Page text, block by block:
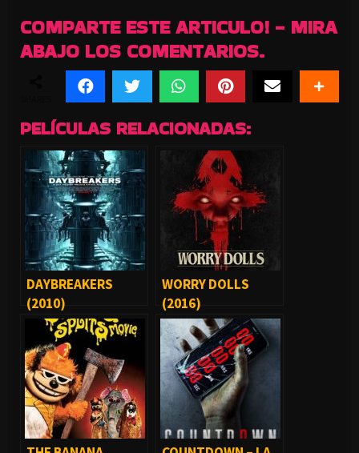
COMPARTE ESTE ARTICULO! - MIRA
ABAJO LOS COMENTARIOS.
PELÍCULAS RELACIONADAS:
DAYBREAKERS
(2010)
WORRY DOLLS
(2016)